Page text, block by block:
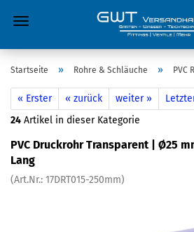
Startseite » Rohre & Schläuche » PVC
« Erster « zurück weiter »
24 Artikel in dieser Kategorie
PVC Druckrohr Transparent | Ø25
Lang
(Art.Nr.: 17DRT015-250mm)